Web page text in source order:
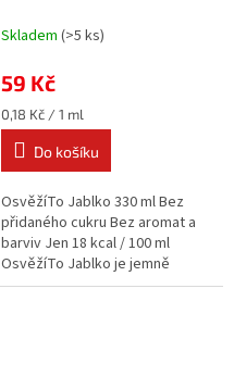
Skladem (>5 ks)
59 Kč
Měrná
cena:
0,18 Kč / 1 ml
Do košíku
OsvěžíTo Jablko 330 ml Bez
přidaného cukru Bez aromat a
barviv Jen 18 kcal / 100 ml
OsvěžíTo Jablko je jemně
perlivá limonáda s čistým